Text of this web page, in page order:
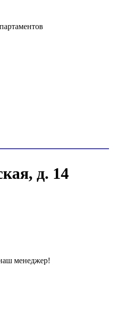
д. 14
менеджер!